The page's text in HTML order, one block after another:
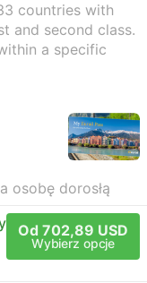
countries with
and second class.
a specific
osobę dorosłą
Od 702,89 USD
Wybierz opcje